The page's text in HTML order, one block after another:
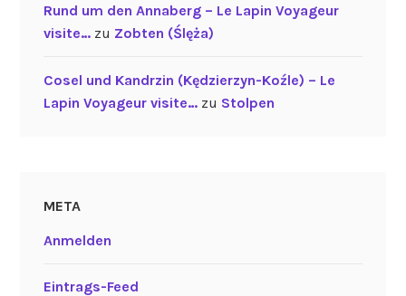
Rund um den Annaberg – Le Lapin Voyageur
visite…zu Zobten (Ślęża)
Cosel und Kandrzin (Kędzierzyn-Koźle) – Le
Lapin Voyageur visite…zu Stolpen
META
Anmelden
Eintrags-Feed